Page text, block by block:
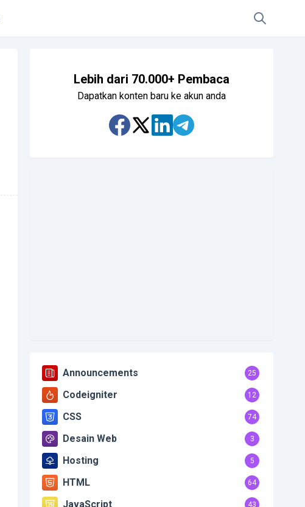
Lebih dari 70.000+ Pembaca
Dapatkan konten baru ke akun anda
Announcements 25
Codeigniter 12
CSS 74
Desain Web 3
Hosting 5
HTML 64
JavaScript 43